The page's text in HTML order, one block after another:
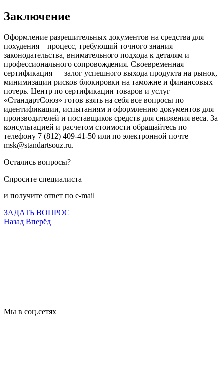
Заключение
Оформление разрешительных документов на средства для
похудения – процесс, требующий точного знания
законодательства, внимательного подхода к деталям и
профессионального сопровождения. Своевременная
сертификация — залог успешного выхода продукта на рынок,
минимизации рисков блокировки на таможне и финансовых
потерь. Центр по сертификации товаров и услуг
«СтандартСоюз» готов взять на себя все вопросы по
идентификации, испытаниям и оформлению документов для
производителей и поставщиков средств для снижения веса. За
консультацией и расчетом стоимости обращайтесь по
телефону 7 (812) 409-41-50 или по электронной почте
msk@standartsouz.ru.
Остались вопросы?
Спросите специалиста
и получите ответ по e-mail
ЗАДАТЬ ВОПРОС
Назад Вперёд
Мы в соц.сетях